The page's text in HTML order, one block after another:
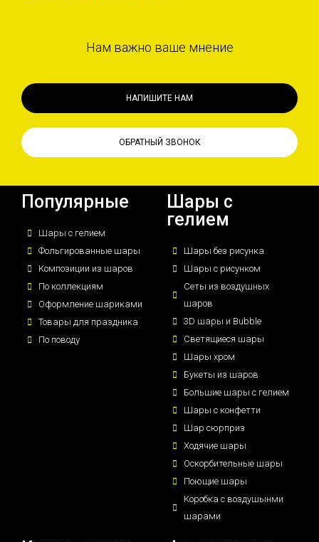
Нам важно ваше мнение
НАПИШИТЕ НАМ
ОБРАТНЫЙ ЗВОНОК
Популярные
Шары с гелием
Фольгированные шары
Композиции из шаров
По коллекциям
Оформление шариками
Товары для праздника
По поводу
Шары с
гелием
Шары без рисунка
Шары с рисунком
Сеты из воздушных
шаров
3D шары и Bubble
Светящиеся шары
Шары хром
Букеты из шаров
Большие шары с гелием
Шары с конфетти
Шар сюрприз
Ходячие шары
Оскорбительные шары
Поющие шары
Коробка с воздушынми
шарами